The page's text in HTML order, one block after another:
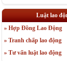
Luật lao
» Hợp Đồng Lao Động
» Tranh chấp lao động
» Tư vấn luật lao động